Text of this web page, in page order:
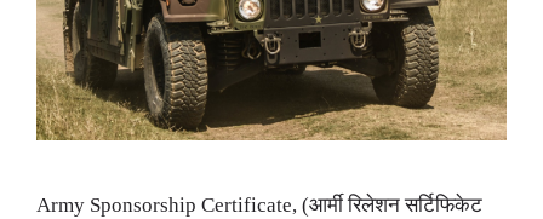
Army Sponsorship Certificate, (आर्मी रिलेशन सर्टिफिकेट